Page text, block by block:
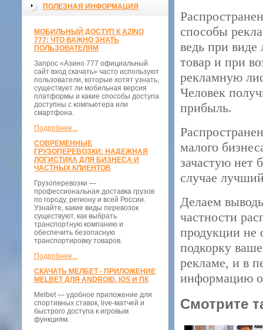
ПОЛЕЗНАЯ ИНФОРМАЦИЯ
МОБИЛЬНЫЙ ДОСТУП К AZINO
777: ЧТО ВАЖНО ЗНАТЬ
ПОЛЬЗОВАТЕЛЯМ
Запрос «Азино 777 официальный
сайт вход скачать» часто используют
пользователи, которые хотят узнать,
существует ли мобильная версия
платформы и какие способы доступа
доступны с компьютера или
смартфона.
Подробнее...
СОВРЕМЕННЫЕ
ГРУЗОПЕРЕВОЗКИ: НАДЕЖНАЯ
ЛОГИСТИКА ДЛЯ БИЗНЕСА И
ЧАСТНЫХ КЛИЕНТОВ
Грузоперевозки —
профессиональная доставка грузов
по городу, региону и всей России.
Узнайте, какие виды перевозок
существуют, как выбрать
транспортную компанию и
обеспечить безопасную
транспортировку товаров.
Подробнее...
СКАЧАТЬ МЕЛБЕТ - ПРИЛОЖЕНИЕ
MELBET ДЛЯ ANDROID, IOS И ПК
Melbet — удобное приложение для
спортивных ставок, live-матчей и
быстрого доступа к игровым
функциям.
способы
ведь при виде
товар и при
рекламную
Человек
прибыль.
малого
зачастую нет
случае
Делаем
частности
продукции не
подкорку
рекламе, и в
информацию о
Смотрите